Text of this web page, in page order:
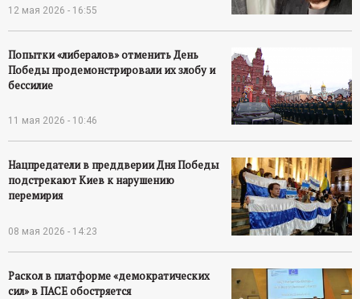
12 мая 2026 - 16:55
Попытки «либералов» отменить День
Победы продемонстрировали их злобу и
бессилие
11 мая 2026 - 10:46
Нацпредатели в преддверии Дня Победы
подстрекают Киев к нарушению
перемирия
08 мая 2026 - 14:23
Раскол в платформе «демократических
сил» в ПАСЕ обостряется